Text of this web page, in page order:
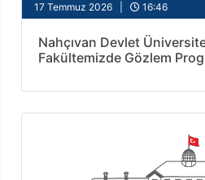
17 Temmuz 2026 | 16:46
Nahçıvan Devlet
Fakültemizde Gözlem